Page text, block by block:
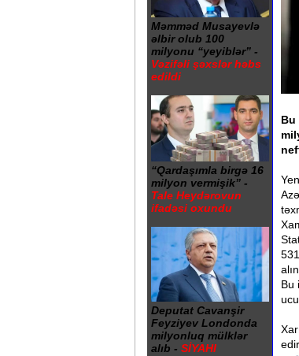
Məmməd Musayevlə
əlbir olub 100
milyonu “yeyiblər” -
Vəzifəli şəxslər həbs
edildi
“Qardaşımla birgə 16
milyon vermişik” -
Tale Heydərovun
ifadəsi oxundu
Deputat Cavanşir
Feyziyev Londonda
milyonluq mülklər
alıb - SİYAHI
Bu
Bu